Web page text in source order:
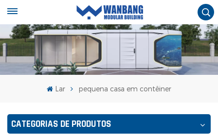
Lar pequena casa em contêiner
CATEGORIAS DE PRODUTOS